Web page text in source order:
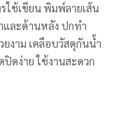
ใช้เขียน พิมพ์ลายเส้น
และด้านหลัง ปกทำ
งาม เคลือบวัสดุกันน้ำ
ปิดง่าย ใช้งานสะดวก